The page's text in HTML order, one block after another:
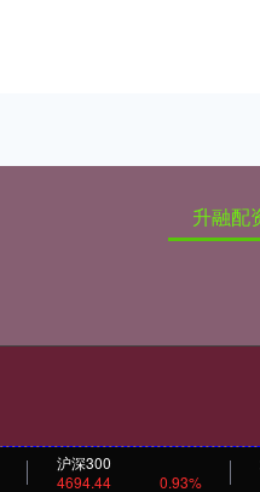
沪深300
4694.44
0.93%
升融配